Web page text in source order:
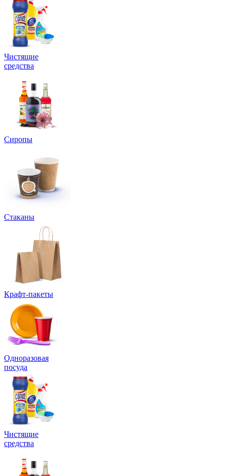
Чистящие
средства
Сиропы
Стаканы
Крафт-пакеты
Одноразовая
посуда
Чистящие
средства